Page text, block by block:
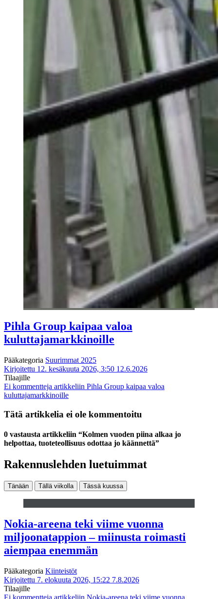
Pihla Group kaipaa valoa
kuluttajamarkkinoille
Pääkategoria Suurimmat 2025
Kirjoitettu 12. kesäkuuta 2026, 3:50 12.6.2026
Tilaajille
Ei kommentteja artikkeliin Pihla Group kaipaa valoa
kuluttajamarkkinoille
Tätä artikkelia ei ole kommentoitu
0 vastausta artikkeliin “Kolmen vuoden piina alkaa jo
helpottaa, tuoteteollisuus odottaa jo käännettä”
Rakennuslehden luetuimmat
Tänään Tällä viikolla Tässä kuussa
Nokia-areena teki viime vuonna
miljoonatappion – miinusta roimasti
aiempaa enemmän
Pääkategoria Kiinteistöt
Kirjoitettu 7. elokuuta 2026, 15:22 7.8.2026
Tilaajille
Ei kommentteja artikkeliin Nokia-areena teki viime vuonna